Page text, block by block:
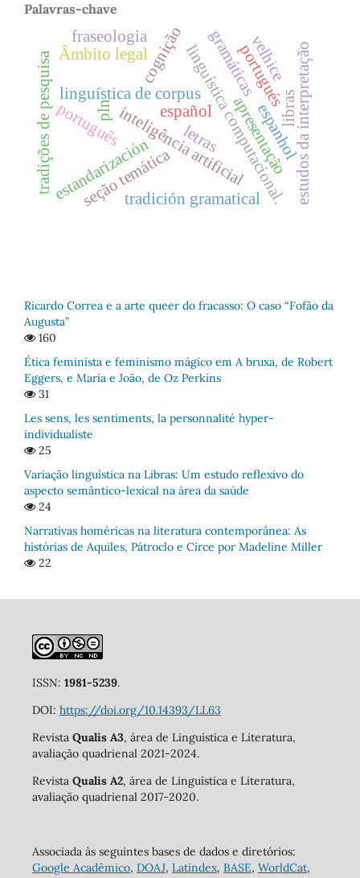
Palavras-chave
linguística de corpuslinguística computacional.
inteligência artificial
letras apresentação
seção temática
cognição
tradições de pesquisaestandarización
gramáticas
tradición gramatical
portugués
español
português espanhol
Âmbito legal estudos da interpretação
libras
fraseologia
pln
velhice
Ricardo Correa e a arte queer do fracasso: O caso “Fofão da
Augusta”
160
Ética feminista e feminismo mágico em A bruxa, de Robert
Eggers, e Maria e João, de Oz Perkins
31
Les sens, les sentiments, la personnalité hyper-
individualiste
25
Variação linguística na Libras: Um estudo reflexivo do
aspecto semântico-lexical na área da saúde
24
Narrativas homéricas na literatura contemporânea: As
histórias de Aquiles, Pátroclo e Circe por Madeline Miller
22
ISSN: 1981-5239.
DOI: https://doi.org/10.14393/LL63
Revista Qualis A3, área de Linguística e Literatura,
avaliação quadrienal 2021-2024.
Revista Qualis A2, área de Linguística e Literatura,
avaliação quadrienal 2017-2020.
Associada às seguintes bases de dados e diretórios:
Google Acadêmico, DOAJ, Latindex, BASE, WorldCat,